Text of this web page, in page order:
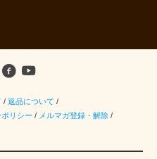
/ 返品について /
リシー / メルマガ登録・解除 /